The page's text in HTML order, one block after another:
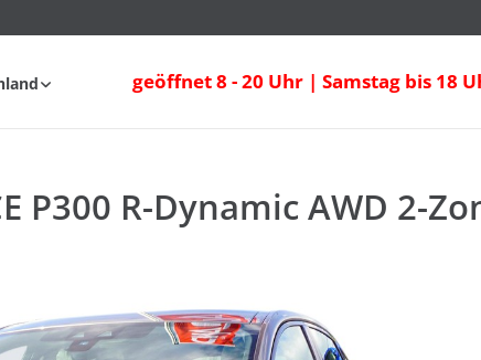
geöffnet 8 - 20 Uhr | Samstag bis 18
P300 R-Dynamic AWD 2-